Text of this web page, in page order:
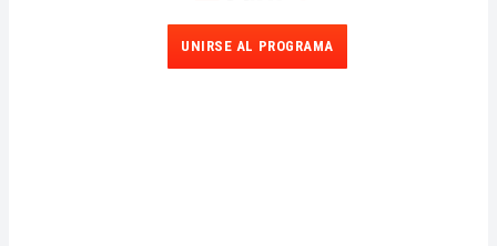
UNIRSE AL PROGRAMA